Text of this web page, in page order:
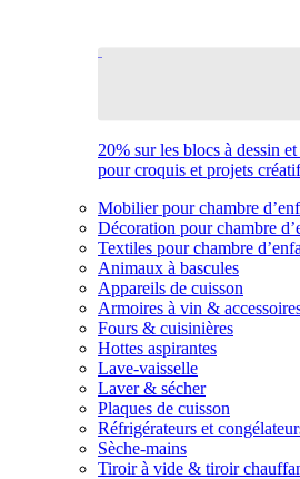
20% sur les blocs à dessin
pour croquis et projets
Mobilier pour chambre
Décoration pour chambre
Textiles pour chambre
Animaux à bascules
Appareils de cuisson
Armoires à vin &
Fours & cuisinières
Hottes aspirantes
Lave-vaisselle
Laver & sécher
Plaques de cuisson
Réfrigérateurs et
Sèche-mains
Tiroir à vide & tiroir